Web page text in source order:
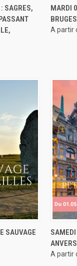
SAGRES,
MARDI
BRUGES
A partir
SAUVAGE
ANVERS
A partir